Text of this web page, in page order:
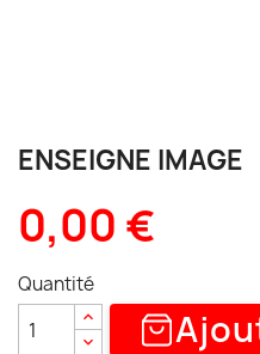
ENSEIGNE IMAGE
0,00 €
Quantité